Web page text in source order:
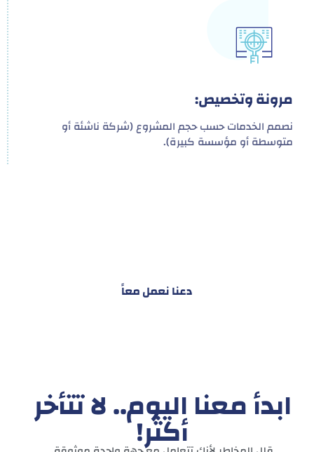
مرونة وتخصيص:
نصمم الخدمات حسب حجم المشروع (شركة ناشئة أو
متوسطة أو مؤسسة كبيرة).
دعنا نعمل معاً
ابدأ معنا اليوم.. لا تتأخر
أكثر!